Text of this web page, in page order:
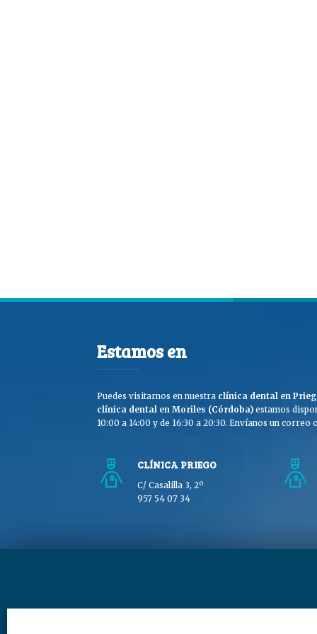
Estamos en
Puedes visitarnos en nuestra clínica dental en
clínica dental en Moriles (Córdoba) estamos
10:00 a 14:00 y de 16:30 a 20:30. Envíanos un correo
CLÍNICA PRIEGO
C/ Casalilla 3, 2º
957 54 07 34